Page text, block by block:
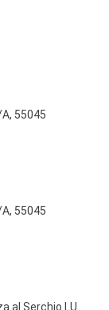
55045
55045
al Serchio LU